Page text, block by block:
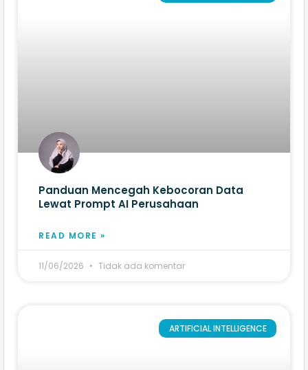
Panduan Mencegah Kebocoran Data
Lewat Prompt AI Perusahaan
READ MORE »
11/06/2026 Tidak ada komentar
ARTIFICIAL INTELLIGENCE